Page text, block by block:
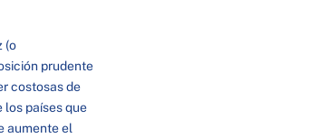
(o
prudente
costosas de
los países que
aumente el